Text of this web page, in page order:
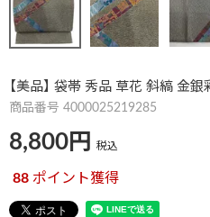
【美品】 袋帯 秀品 草花 斜縞 金
商品番号 4000025219285
8,800 税込
88 ポイント獲得